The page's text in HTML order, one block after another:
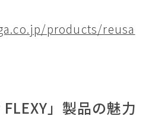
products/reusa
FLEXY」製品の魅力